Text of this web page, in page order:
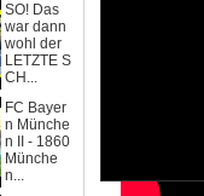
SO! Das
war dann
wohl der
LETZTE S
CH...
FC Bayer
n Münche
n II - 1860
Münche
n...